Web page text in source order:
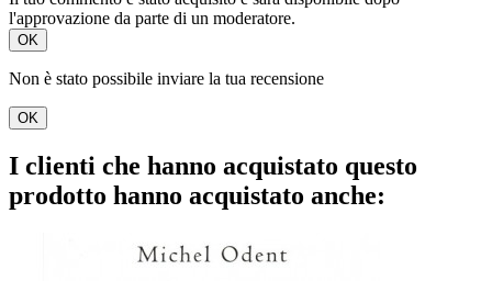
l'approvazione da parte di un moderatore.
OK
Non è stato possibile inviare la tua recensione
OK
I clienti che hanno acquistato questo
prodotto hanno acquistato anche: